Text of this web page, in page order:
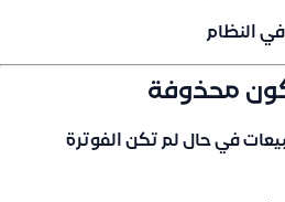
النظام
محذوفة
في حال لم تكن الفوترة